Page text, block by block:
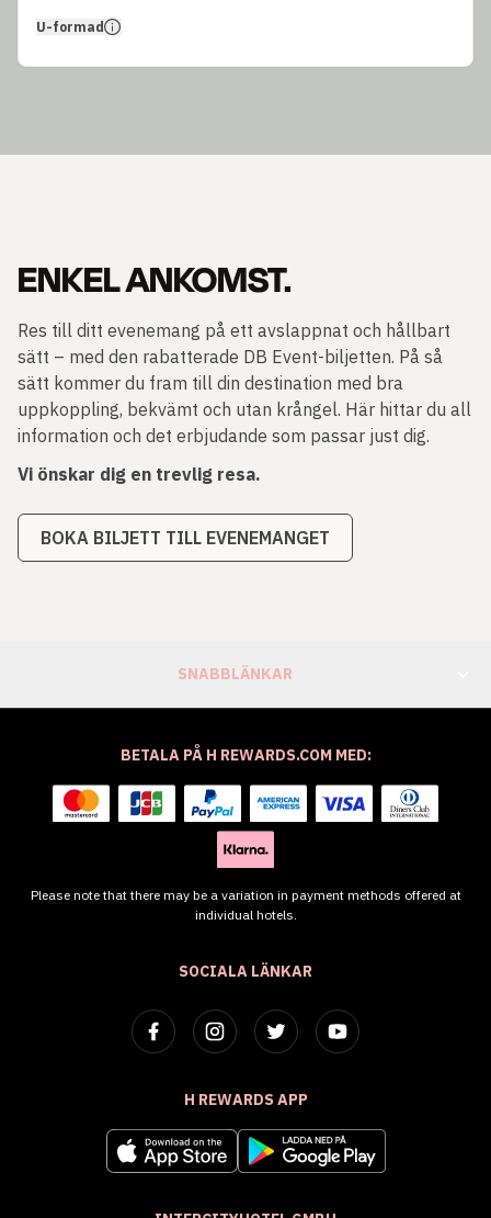
U-formad
ENKEL ANKOMST.
Res till ditt evenemang på ett avslappnat och hållbart
sätt – med den rabatterade DB Event-biljetten. På så
sätt kommer du fram till din destination med bra
uppkoppling, bekvämt och utan krångel. Här hittar du all
information och det erbjudande som passar just dig.
Vi önskar dig en trevlig resa.
BOKA BILJETT TILL EVENEMANGET
SNABBLÄNKAR
SOCIALA LÄNKAR
H REWARDS APP
BETALA PÅ H REWARDS.COM MED:
Please note that there may be a variation in payment methods offered at
individual hotels.